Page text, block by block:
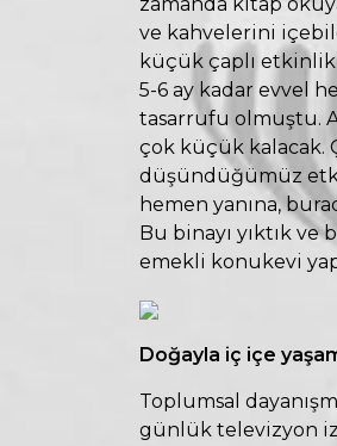
ve kahvelerini
küçük çaplı
5-6 ay kadar evvel
tasarrufu olmuştu.
çok küçük kalacak.
düşündüğümüz
hemen yanına,
Bu binayı yıktık
emekli konukevi
Doğayla iç içe
Toplumsal
günlük televizyon